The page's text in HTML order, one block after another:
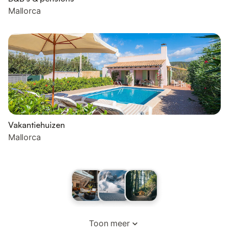
Mallorca
Vakantiehuizen
Mallorca
Toon meer